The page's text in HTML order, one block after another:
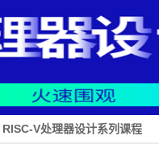
RISC-V处理器设计系列课程